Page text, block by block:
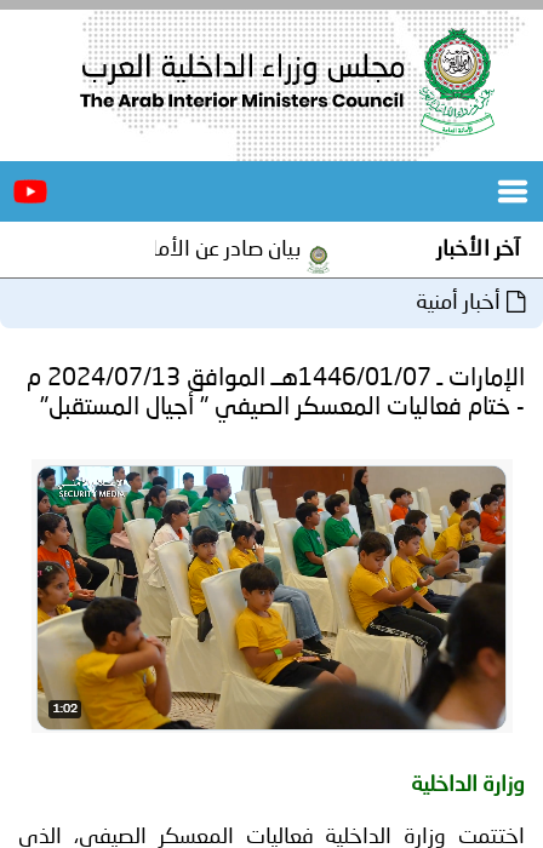
الرئيسية
المكاتب
المجلس
مؤتمرات
اجتماعات
و
إنجازات
برامج
توعوية
الخدمات
الإلكترونية
صور
وفيديو
مجلة
أصداء
الأمانة
إعلانات
من
نحن
اتصل
آخر الأخبار بيان صادر عن الأمانة العامة لمجلس
أخبار أمنية
الإمارات ـ 1446/01/07هــ الموافق 2024/07/13 م
- ختام فعاليات المعسكر الصيفي " أجيال المستقبل"
وزارة الداخلية
اختتمت وزارة الداخلية فعاليات المعسكر الصيفي، الذي